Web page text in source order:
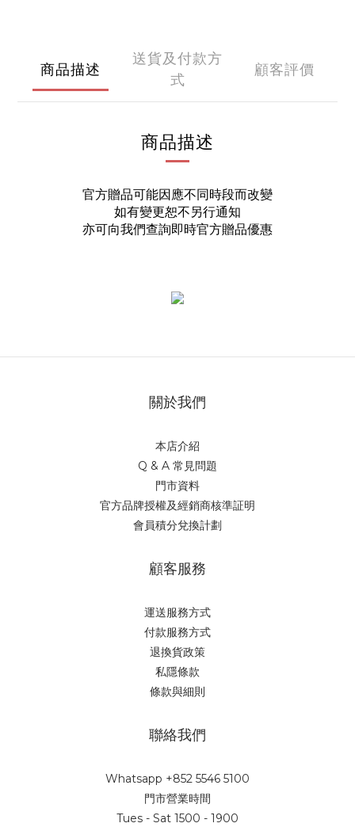
商品描述
送貨及付款方
式
顧客評價
商品描述
官方贈品可能因應不同時段而改變
如有變更恕不另行通知
亦可向我們查詢即時官方贈品優惠
關於我們
本店介紹
Q & A 常見問題
門市資料
官方品牌授權及經銷商核準証明
會員積分兌換計劃
顧客服務
運送服務方式
付款服務方式
退換貨政策
私隱條款
條款與細則
聯絡我們
Whatsapp +852 5546 5100
門市營業時間
Tues - Sat 1500 - 1900